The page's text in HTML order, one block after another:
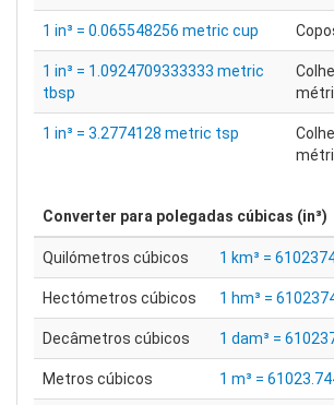
1 in³ = 0.065548256 metric cup
1 in³ = 1.0924709333333 metric
tbsp
1 in³ = 3.2774128 metric tsp
Converter para polegadas cúbicas (in³)
Quilómetros cúbicos 1 km³ =
Hectómetros cúbicos 1 hm³ =
Decâmetros cúbicos 1 dam³ =
Metros cúbicos 1 m³ =